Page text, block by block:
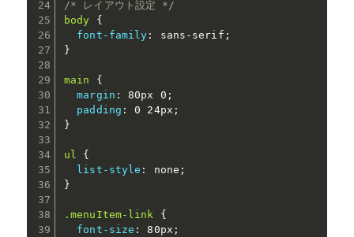
/* レイアウト設定 */
body
{
font-family : sans-serif ;
}
main
{
margin : 80px 0 ;
padding : 0 24px ;
}
ul
{
list-style : none ;
}
.menuItem-link
{
font-size : 80px ;